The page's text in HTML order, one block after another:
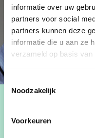
informatie over uw
partners voor social
partners kunnen deze
informatie die u aan ze
verzameld op basis
Toestemmingsselectie
Noodzakelijk
Voorkeuren